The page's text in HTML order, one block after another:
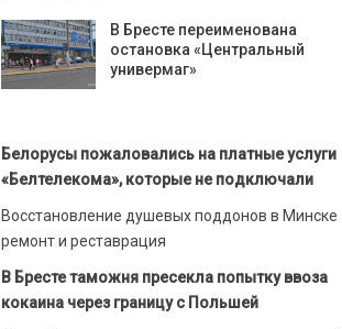
В Бресте переименована
остановка «Центральный
универмаг»
Белорусы пожаловались на платные услуги
«Белтелекома», которые не подключали
Восстановление душевых поддонов в Минске
ремонт и реставрация
В Бресте таможня пресекла попытку ввоза
кокаина через границу с Польшей